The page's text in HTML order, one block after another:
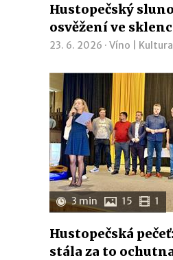
Hustopečský
osvěžení ve
23. 6. 2026 · Víno Kultura
3 min 15 1
Hustopečská
stála za to